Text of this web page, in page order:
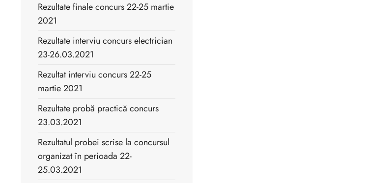
Rezultate finale concurs 22-25 martie
2021
Rezultate interviu concurs electrician
23-26.03.2021
Rezultat interviu concurs 22-25
martie 2021
Rezultate probă practică concurs
23.03.2021
Rezultatul probei scrise la concursul
organizat în perioada 22-
25.03.2021